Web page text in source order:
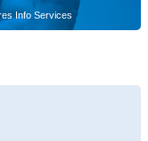
Info Services